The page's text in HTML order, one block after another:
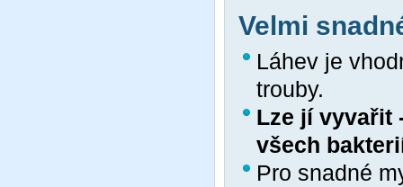
Velmi
Láhev je
trouby.
Lze jí vyvařit
všech
Pro snadné